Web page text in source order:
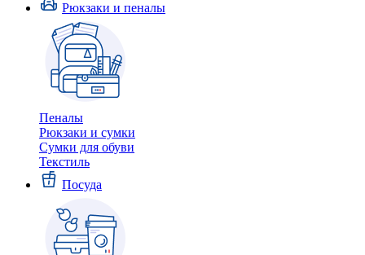
Рюкзаки и пеналы
Пеналы
Рюкзаки и сумки
Сумки для обуви
Текстиль
Посуда